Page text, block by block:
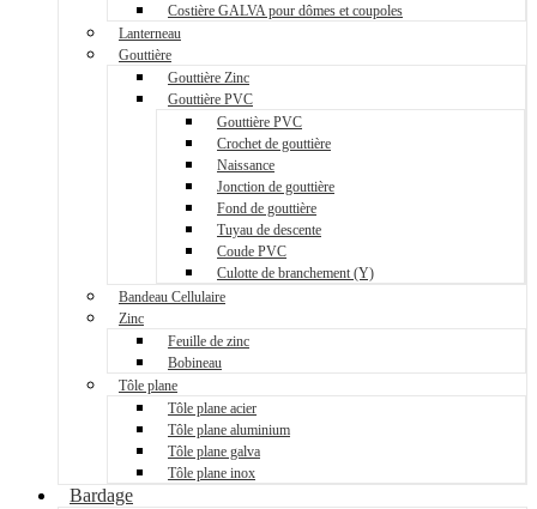
Costière GALVA pour dômes et coupoles
Lanterneau
Gouttière
Gouttière Zinc
Gouttière PVC
Gouttière PVC
Crochet de gouttière
Naissance
Jonction de gouttière
Fond de gouttière
Tuyau de descente
Coude PVC
Culotte de branchement (Y)
Bandeau Cellulaire
Zinc
Feuille de zinc
Bobineau
Tôle plane
Tôle plane acier
Tôle plane aluminium
Tôle plane galva
Tôle plane inox
Bardage